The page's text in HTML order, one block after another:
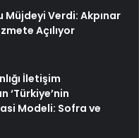
Müjdeyi Verdi: Akpınar
Açılıyor
İletişim
‘Türkiye’nin
Modeli: Sofra ve